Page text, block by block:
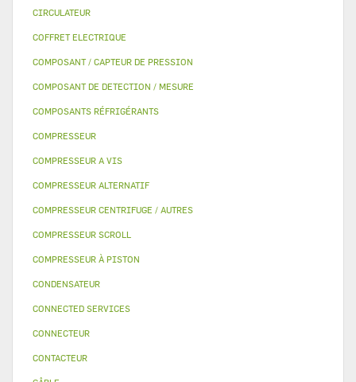
CIRCULATEUR
COFFRET ELECTRIQUE
COMPOSANT / CAPTEUR DE PRESSION
COMPOSANT DE DETECTION / MESURE
COMPOSANTS RÉFRIGÉRANTS
COMPRESSEUR
COMPRESSEUR A VIS
COMPRESSEUR ALTERNATIF
COMPRESSEUR CENTRIFUGE / AUTRES
COMPRESSEUR SCROLL
COMPRESSEUR À PISTON
CONDENSATEUR
CONNECTED SERVICES
CONNECTEUR
CONTACTEUR